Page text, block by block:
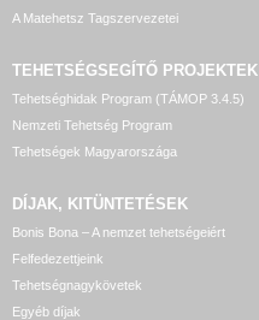
A Matehetsz Tagszervezetei
TEHETSÉGSEGÍTŐ PROJEKTEK
Tehetséghidak Program (TÁMOP 3.4.5)
Nemzeti Tehetség Program
Tehetségek Magyarországa
DÍJAK, KITÜNTETÉSEK
Bonis Bona – A nemzet tehetségeiért
Felfedezettjeink
Tehetségnagykövetek
Egyéb díjak